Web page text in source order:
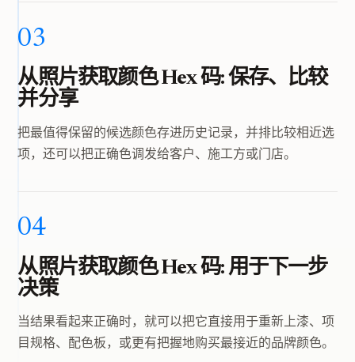
03
从照片获取颜色 Hex 码: 保存、比较
并分享
把最值得保留的候选颜色存进历史记录，并排比较相近选
项，还可以把正确色调发给客户、施工方或门店。
04
从照片获取颜色 Hex 码: 用于下一步
决策
当结果看起来正确时，就可以把它直接用于重新上漆、项
目规格、配色板，或更有把握地购买最接近的品牌颜色。